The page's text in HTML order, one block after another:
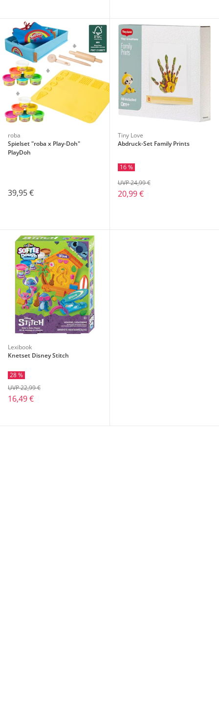
roba
Spielset "roba x Play-Doh"
PlayDoh
39,95 €
Tiny Love
Abdruck-Set Family Prints
16 %
20,99 €
UVP 24,99 €
Lexibook
Knetset Disney Stitch
28 %
16,49 €
UVP 22,99 €